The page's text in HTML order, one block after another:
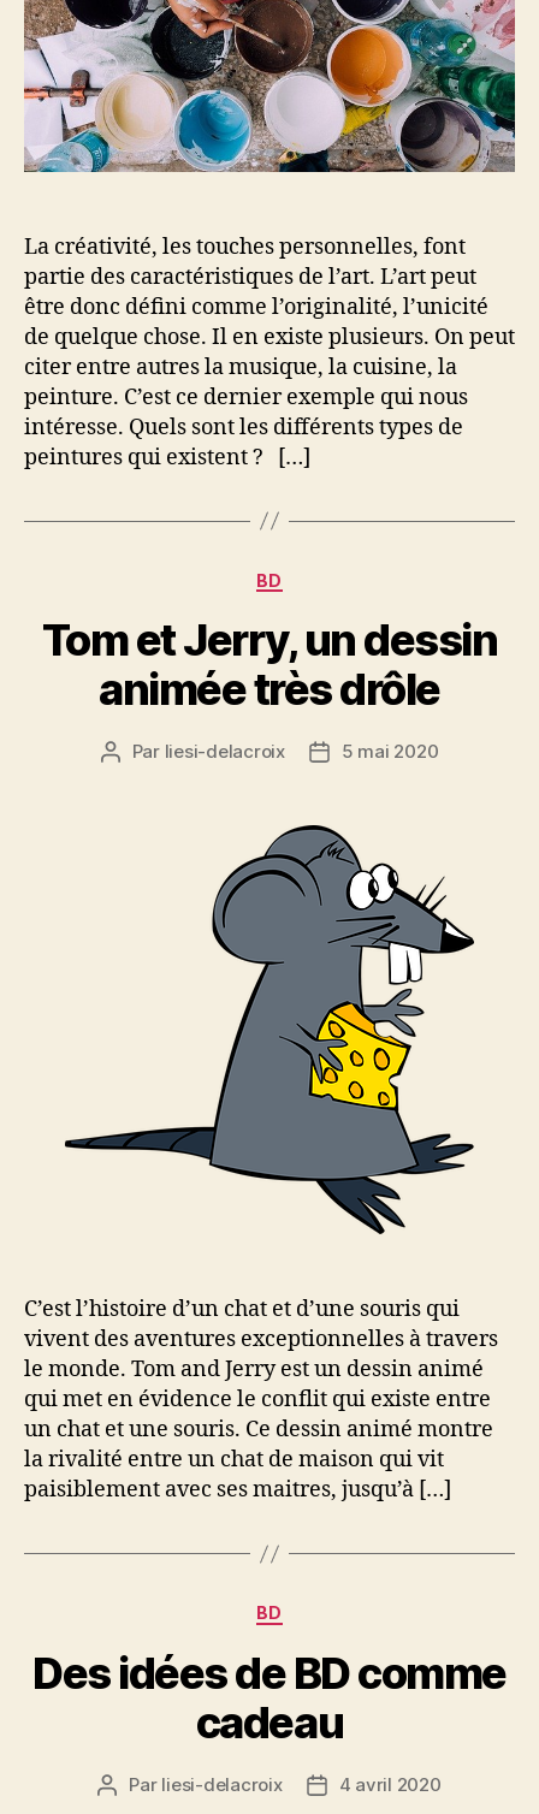
La créativité, les touches personnelles, font
partie des caractéristiques de l’art. L’art peut
être donc défini comme l’originalité, l’unicité
de quelque chose. Il en existe plusieurs. On peut
citer entre autres la musique, la cuisine, la
peinture. C’est ce dernier exemple qui nous
intéresse. Quels sont les différents types de
peintures qui existent ? […]
Catégories
BD
Tom et Jerry, un dessin
animée très drôle
Auteur
Par liesi-delacroix
Date5 mai 2020
C’est l’histoire d’un chat et d’une souris qui
vivent des aventures exceptionnelles à travers
le monde. Tom and Jerry est un dessin animé
qui met en évidence le conflit qui existe entre
un chat et une souris. Ce dessin animé montre
la rivalité entre un chat de maison qui vit
paisiblement avec ses maitres, jusqu’à […]
Catégories
BD
Des idées de BD comme
cadeau
Auteur
Par liesi-delacroix
Date4 avril 2020